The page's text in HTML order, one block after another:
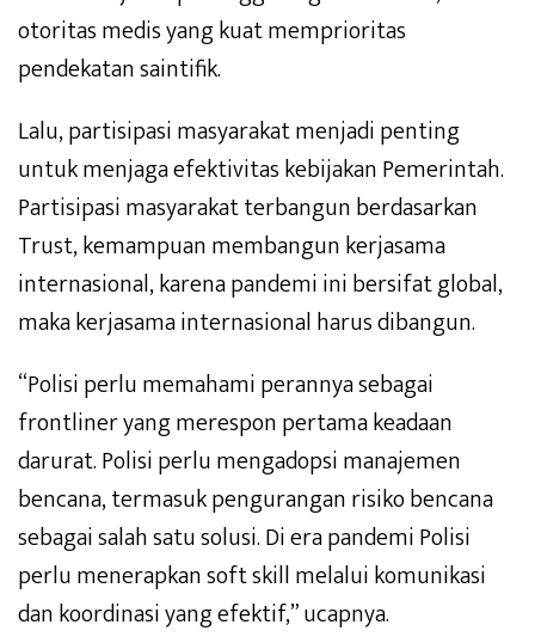
otoritas medis yang kuat memprioritas
pendekatan saintifik.
Lalu, partisipasi masyarakat menjadi penting
untuk menjaga efektivitas kebijakan Pemerintah.
Partisipasi masyarakat terbangun berdasarkan
Trust, kemampuan membangun kerjasama
internasional, karena pandemi ini bersifat global,
maka kerjasama internasional harus dibangun.
“Polisi perlu memahami perannya sebagai
frontliner yang merespon pertama keadaan
darurat. Polisi perlu mengadopsi manajemen
bencana, termasuk pengurangan risiko bencana
sebagai salah satu solusi. Di era pandemi Polisi
perlu menerapkan soft skill melalui komunikasi
dan koordinasi yang efektif,” ucapnya.